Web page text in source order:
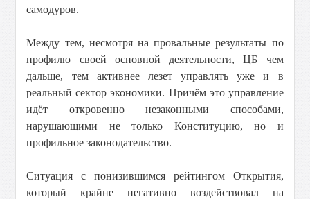
самодуров.
Между тем, несмотря на провальные результаты по
профилю своей основной деятельности, ЦБ чем
дальше, тем активнее лезет управлять уже и в
реальный сектор экономики. Причём это управление
идёт откровенно незаконными способами,
нарушающими не только Конституцию, но и
профильное законодательство.
Ситуация с понизившимся рейтингом Открытия,
который крайне негативно воздействовал на